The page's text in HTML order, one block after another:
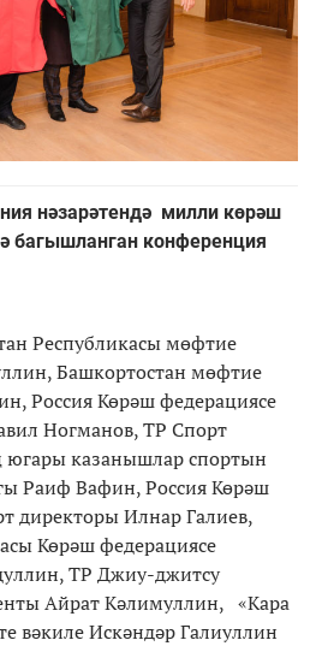
нәзарәтендә милли көрәш
багышланган конференция
Республикасы мөфтие
Башкортостан мөфтие
Россия Көрәш федерациясе
Ногманов, ТР Спорт
казанышлар спортын
Раиф Вафин, Россия Көрәш
директоры Илнар Галиев,
Көрәш федерациясе
ТР Джиу-джитсу
Айрат Кәлимуллин, «Кара
вәкиле Искәндәр Галиуллин